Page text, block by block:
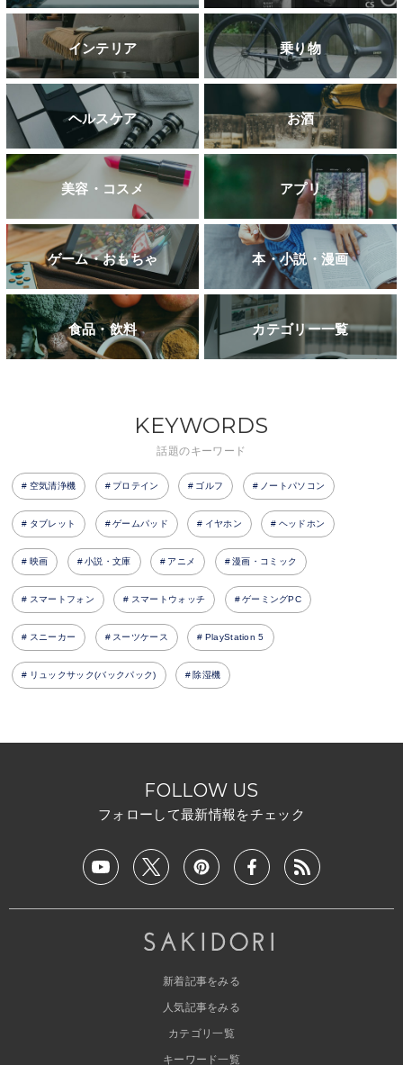
インテリア 乗り物
ヘルスケア お酒
美容・コスメ アプリ
ゲーム・おもちゃ 本・小説・漫画
食品・飲料 カテゴリー一覧
KEYWORDS
話題のキーワード
空気清浄機 プロテイン ゴルフ ノートパソコン
タブレット ゲームパッド イヤホン ヘッドホン
映画 小説・文庫 アニメ 漫画・コミック
スマートフォン スマートウォッチ ゲーミングPC
スニーカー スーツケース PlayStation 5
リュックサック(バックパック) 除湿機
FOLLOW US
フォローして最新情報をチェック
新着記事をみる
人気記事をみる
カテゴリ一覧
キーワード一覧